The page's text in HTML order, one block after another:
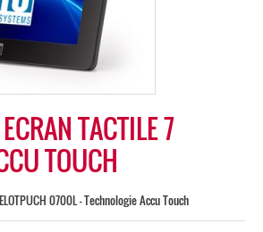
TACTILE 7
TOUCH
0700L - Technologie Accu Touch